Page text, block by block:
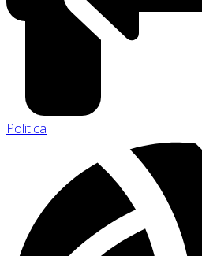
Politica